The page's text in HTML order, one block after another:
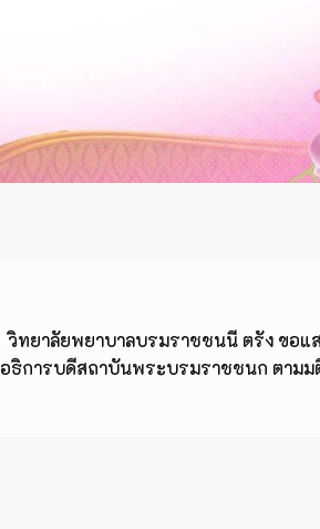
วิทยาลัยพยาบาลบรมราชชนนี ตรัง ขอแ
อธิการบดีสถาบันพระบรมราชชนก ตาม